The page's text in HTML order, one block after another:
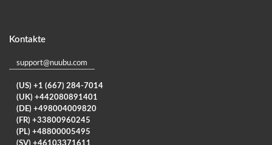
Kontakte
support@nuubu.com
(US) +1 (667) 284-7014
(UK) +442080891401
(DE) +498004009820
(FR) +33800960245
(PL) +48800005495